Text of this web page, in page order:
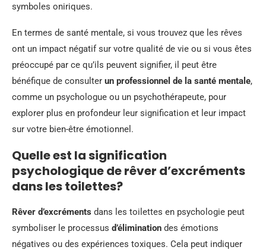
symboles oniriques.
En termes de santé mentale, si vous trouvez que les rêves
ont un impact négatif sur votre qualité de vie ou si vous êtes
préoccupé par ce qu’ils peuvent signifier, il peut être
bénéfique de consulter un professionnel de la santé mentale,
comme un psychologue ou un psychothérapeute, pour
explorer plus en profondeur leur signification et leur impact
sur votre bien-être émotionnel.
Quelle est la signification
psychologique de rêver d’excréments
dans les toilettes?
Rêver d’excréments dans les toilettes en psychologie peut
symboliser le processus d’élimination des émotions
négatives ou des expériences toxiques. Cela peut indiquer